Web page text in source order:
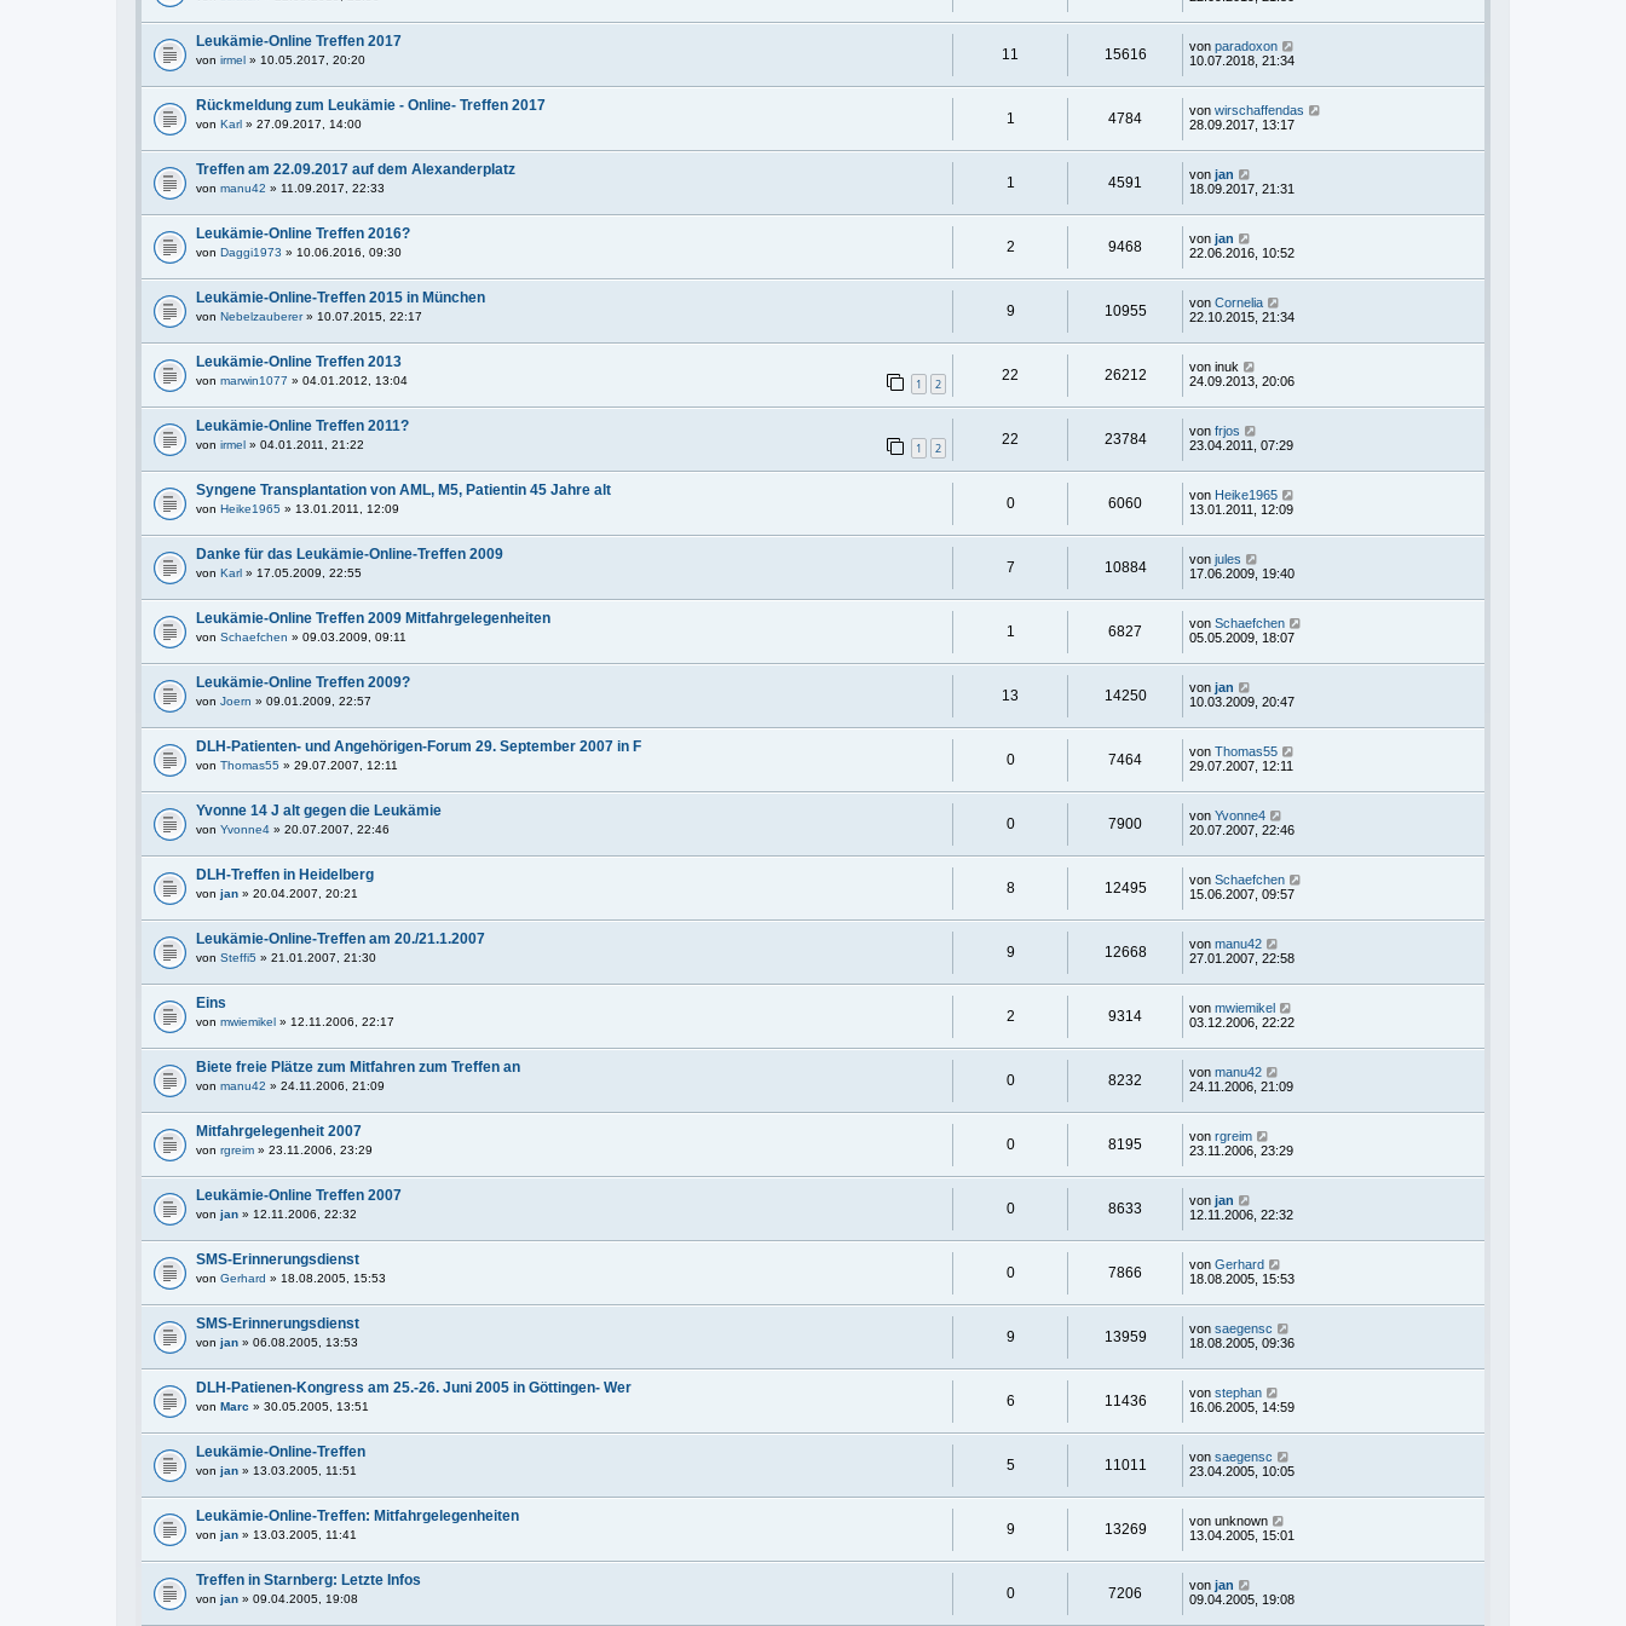
Leukämie-Online Treffen 2017
von irmel » 10.05.2017, 20:20 11 15616 von paradoxon
10.07.2018, 21:34
Rückmeldung zum Leukämie - Online- Treffen 2017
von Karl » 27.09.2017, 14:00 1 4784 von wirschaffendas
28.09.2017, 13:17
Treffen am 22.09.2017 auf dem Alexanderplatz
von manu42 » 11.09.2017, 22:33 1 4591 von jan
18.09.2017, 21:31
Leukämie-Online Treffen 2016?
von Daggi1973 » 10.06.2016, 09:30 2 9468 von jan
22.06.2016, 10:52
Leukämie-Online-Treffen 2015 in München
von Nebelzauberer» 10.07.2015, 22:17 9 10955 von Cornelia
22.10.2015, 21:34
Leukämie-Online Treffen 2013
von marwin1077 » 04.01.2012, 13:04 1 2
22 26212 von inuk
24.09.2013, 20:06
Leukämie-Online Treffen 2011?
von irmel » 04.01.2011, 21:22 1 2
22 23784 von frjos
23.04.2011, 07:29
Syngene Transplantation von AML, M5, Patientin 45 Jahre alt
von Heike1965 » 13.01.2011, 12:09 0 6060 von Heike1965
13.01.2011, 12:09
Danke für das Leukämie-Online-Treffen 2009
von Karl » 17.05.2009, 22:55 7 10884 von jules
17.06.2009, 19:40
Leukämie-Online Treffen 2009 Mitfahrgelegenheiten
von Schaefchen » 09.03.2009, 09:11 1 6827 von Schaefchen
05.05.2009, 18:07
Leukämie-Online Treffen 2009?
von Joern » 09.01.2009, 22:57 13 14250 von jan
10.03.2009, 20:47
DLH-Patienten- und Angehörigen-Forum 29. September 2007 in F
von Thomas55 » 29.07.2007, 12:11 0 7464 von Thomas55
29.07.2007, 12:11
Yvonne 14 J alt gegen die Leukämie
von Yvonne4 » 20.07.2007, 22:46 0 7900 von Yvonne4
20.07.2007, 22:46
DLH-Treffen in Heidelberg
von jan » 20.04.2007, 20:21 8 12495 von Schaefchen
15.06.2007, 09:57
Leukämie-Online-Treffen am 20./21.1.2007
von Steffi5 » 21.01.2007, 21:30 9 12668 von manu42
27.01.2007, 22:58
Eins
von mwiemikel » 12.11.2006, 22:17 2 9314 von mwiemikel
03.12.2006, 22:22
Biete freie Plätze zum Mitfahren zum Treffen an
von manu42 » 24.11.2006, 21:09 0 8232 von manu42
24.11.2006, 21:09
Mitfahrgelegenheit 2007
von rgreim » 23.11.2006, 23:29 0 8195 von rgreim
23.11.2006, 23:29
Leukämie-Online Treffen 2007
von jan » 12.11.2006, 22:32 0 8633 von jan
12.11.2006, 22:32
SMS-Erinnerungsdienst
von Gerhard » 18.08.2005, 15:53 0 7866 von Gerhard
18.08.2005, 15:53
SMS-Erinnerungsdienst
von jan » 06.08.2005, 13:53 9 13959 von saegensc
18.08.2005, 09:36
DLH-Patienen-Kongress am 25.-26. Juni 2005 in Göttingen- Wer
von Marc » 30.05.2005, 13:51 6 11436 von stephan
16.06.2005, 14:59
Leukämie-Online-Treffen
von jan » 13.03.2005, 11:51 5 11011 von saegensc
23.04.2005, 10:05
Leukämie-Online-Treffen: Mitfahrgelegenheiten
von jan » 13.03.2005, 11:41 9 13269 von unknown
13.04.2005, 15:01
Treffen in Starnberg: Letzte Infos
von jan » 09.04.2005, 19:08 0 7206 von jan
09.04.2005, 19:08